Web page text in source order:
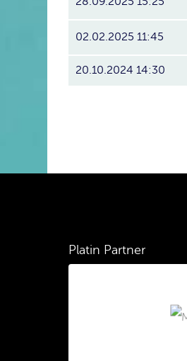
02.02.2025 11:45
20.10.2024 14:30
Platin Partner